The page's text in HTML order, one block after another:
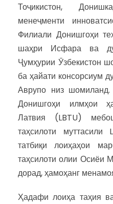
Тоҷикистон,
менеҷменти
Филиали Донишгоҳи
шаҳри Исфара ва
Ҷумҳурии Ӯзбекистон
ба ҳайати консорсиум
Аврупо низ
Донишгоҳи илмҳои
Латвия (LBTU)
таҳсилоти
татбиқи лоиҳаҳои
таҳсилоти олии Осиёи
дорад, ҳамоҳанг
Ҳадафи лоиҳа таҳия